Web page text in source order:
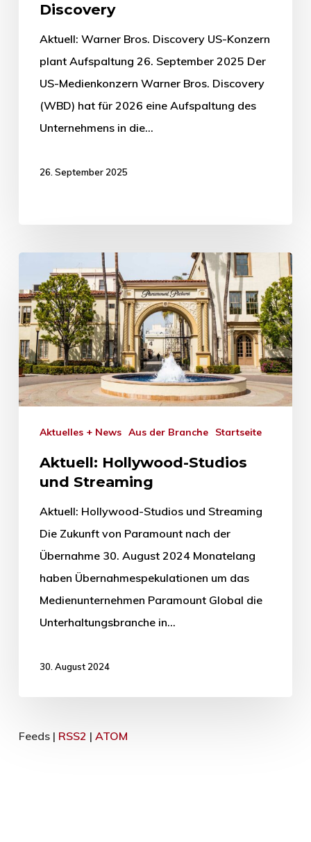
Discovery
Aktuell: Warner Bros. Discovery US-Konzern
plant Aufspaltung 26. September 2025 Der
US-Medienkonzern Warner Bros. Discovery
(WBD) hat für 2026 eine Aufspaltung des
Unternehmens in die…
26. September 2025
Aktuelles + News Aus der Branche Startseite
Aktuell: Hollywood-Studios
und Streaming
Aktuell: Hollywood-Studios und Streaming
Die Zukunft von Paramount nach der
Übernahme 30. August 2024 Monatelang
haben Übernahmespekulationen um das
Medienunternehmen Paramount Global die
Unterhaltungsbranche in…
30. August 2024
Feeds | RSS2 | ATOM